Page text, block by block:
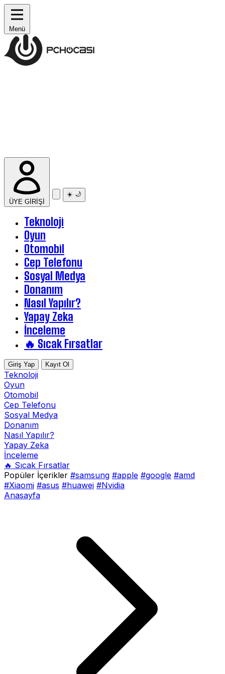
Menü
ÜYE GİRİŞİ
☀️ 🌙
Teknoloji
Oyun
Otomobil
Cep Telefonu
Sosyal Medya
Donanım
Nasıl Yapılır?
Yapay Zeka
İnceleme
🔥 Sıcak Fırsatlar
Giriş Yap Kayıt Ol
Teknoloji
Oyun
Otomobil
Cep Telefonu
Sosyal Medya
Donanım
Nasıl Yapılır?
Yapay Zeka
İnceleme
🔥 Sıcak Fırsatlar
Popüler İçerikler #samsung #apple #google #amd
#Xiaomi #asus #huawei #Nvidia
Anasayfa